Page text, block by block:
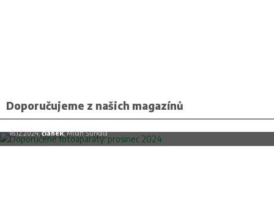
Doporučujeme z našich magazínů
Doporučené fotoaparáty: prosinec 2024
18.12.2024,článek, Milan Šurkala